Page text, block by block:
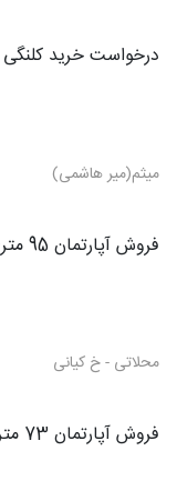
درخواست خرید کلنگی
میثم(میر هاشمی)
فروش آپارتمان 95 متری
محلاتی - خ کیانی
فروش آپارتمان 73 متری